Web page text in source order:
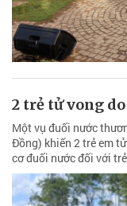
2 trẻ tử vong
Một vụ đuối nước
Đồng) khiến 2 trẻ em
cơ đuối nước đối với